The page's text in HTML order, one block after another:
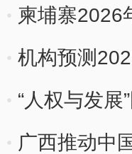
柬埔寨2026
机构预测
“人权与发展
广西推动中